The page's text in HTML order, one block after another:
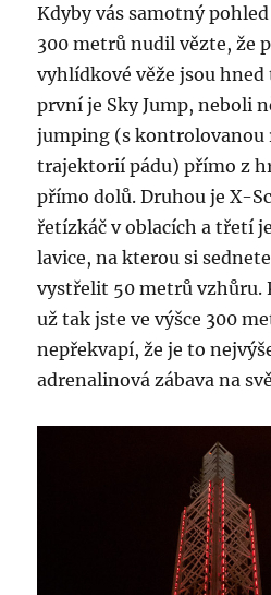
Kdyby vás samotný
300 metrů nudil vězte, že
vyhlídkové věže jsou
první je Sky Jump, neboli
jumping (s kontrolovanou
trajektorií pádu) přímo z
přímo dolů. Druhou je X-
řetízkáč v oblacích a třetí
lavice, na kterou si
vystřelit 50 metrů vzhůru.
už tak jste ve výšce 300
nepřekvapí, že je to
adrenalinová zábava na